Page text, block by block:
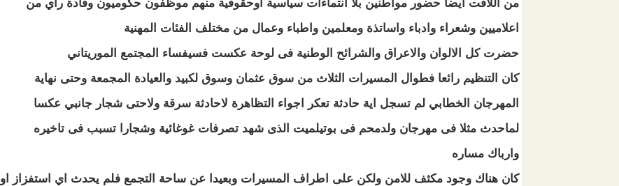
من اللافت ايضا حضور مواطنين بلا انتماءات سياسية اوحقوقية منهم موظفون حكوميون وقادة راي من
اعلاميين وشعراء وادباء واساتذة ومعلمين واطباء وعمال من مختلف الفئات المهنية
حضرت كل الالوان والاعراق والشرائح الوطنية فى لوحة عكست فسيفساء المجتمع الموريتاني
كان التنظيم رائعا فطوال المسيرات الثلاث من سوق عثمان وسوق لكبيد والعيادة المجمعة وحتى نهاية
المهرجان الخطابي لم تسجل اية حادثة تعكر اجواء التظاهرة لاحادثة سرقة ولاحتى شجار جانبي عكسا
لماحدث مثلا فى مهرجان ولدمحم فى بوتيلميت الذى شهد تصرفات غوغائية وشجارا تسبب فى تاخيره
وارباك مساره
كان هناك وجود مكثف للامن ولكن على اطراف المسيرات وبعيدا عن ساحة التجمع فلم يحدث اي استفزاز او